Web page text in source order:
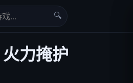
🔍
力掩护